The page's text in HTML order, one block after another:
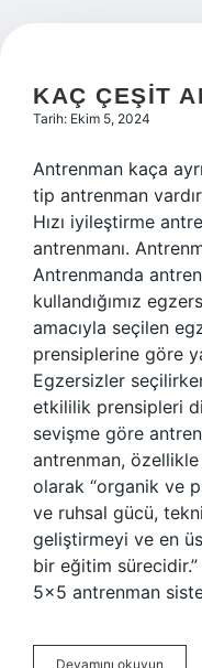
KAÇ ÇEŞIT
Tarih: Ekim 5, 2024
Antrenman kaça
tip antrenman
Hızı iyileştirme
antrenmanı.
Antrenmanda
kullandığımız
amacıyla seçilen
prensiplerine göre
Egzersizler
etkililik prensipleri
sevişme göre
antrenman,
olarak “organik ve
ve ruhsal gücü,
geliştirmeyi ve en
bir eğitim
5×5 antrenman
Devamını okuyun